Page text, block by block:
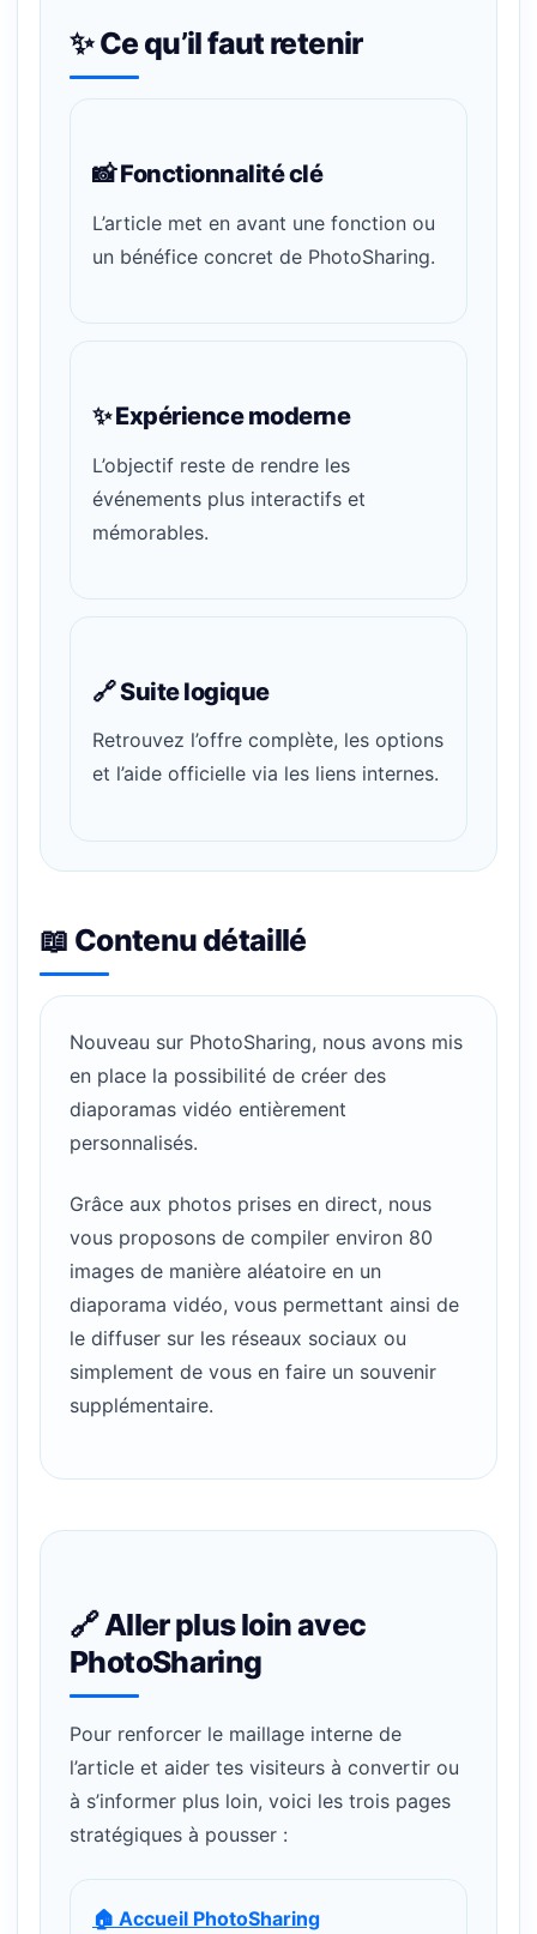
✨ Ce qu’il faut retenir
📸 Fonctionnalité clé
L’article met en avant une fonction ou
un bénéfice concret de PhotoSharing.
✨ Expérience moderne
L’objectif reste de rendre les
événements plus interactifs et
mémorables.
🔗 Suite logique
Retrouvez l’offre complète, les options
et l’aide officielle via les liens internes.
📖 Contenu détaillé
Nouveau sur PhotoSharing, nous avons mis
en place la possibilité de créer des
diaporamas vidéo entièrement
personnalisés.
Grâce aux photos prises en direct, nous
vous proposons de compiler environ 80
images de manière aléatoire en un
diaporama vidéo, vous permettant ainsi de
le diffuser sur les réseaux sociaux ou
simplement de vous en faire un souvenir
supplémentaire.
🔗 Aller plus loin avec
PhotoSharing
Pour renforcer le maillage interne de
l’article et aider tes visiteurs à convertir ou
à s’informer plus loin, voici les trois pages
stratégiques à pousser :
🏠 Accueil PhotoSharing